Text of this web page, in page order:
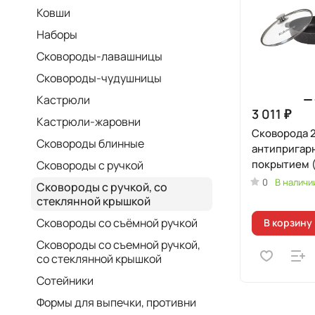
3 011 ₽
Сковорода
покрытием
мрамор) с
0 В
В корзину
Ковши
Наборы
Сковороды-лавашницы
Сковороды-чудушницы
Кастрюли
Кастрюли-жаровни
Сковороды блинные
Сковороды с ручкой
Сковороды с ручкой, со
стеклянной крышкой
Сковороды со съёмной ручкой
Сковороды со съемной ручкой,
со стеклянной крышкой
Сотейники
Формы для выпечки, противни